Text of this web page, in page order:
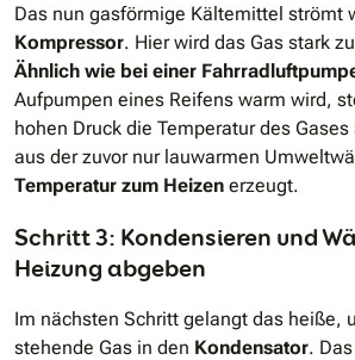
Das nun gasförmige Kältemittel strömt
Kompressor. Hier wird das Gas stark
Ähnlich wie bei einer
Aufpumpen eines Reifens warm wird,
hohen Druck die Temperatur des
aus der zuvor nur lauwarmen
Temperatur zum Heizen erzeugt.
Schritt 3: Kondensieren und
Heizung abgeben
Im nächsten Schritt gelangt das heiße,
stehende Gas in den Kondensator.